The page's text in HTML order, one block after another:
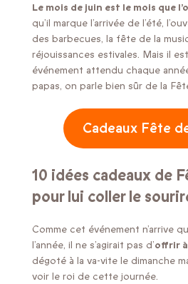
Le mois de juin est le mois que
qu’il marque l’arrivée de l’été,
des barbecues, la fête de la
réjouissances estivales. Mais il
événement attendu chaque
papas, on parle bien sûr de la
Cadeaux Fête
10 idées cadeaux de
pour lui coller le
Comme cet événement n’arrive
l’année, il ne s’agirait pas d’offrir
dégoté à la va-vite le dimanche
voir le roi de cette journée.